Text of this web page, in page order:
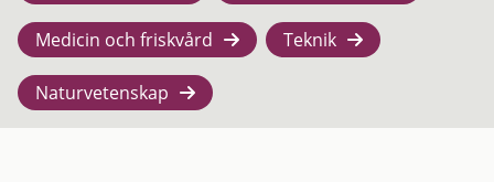
Medicin och friskvård Teknik
Naturvetenskap